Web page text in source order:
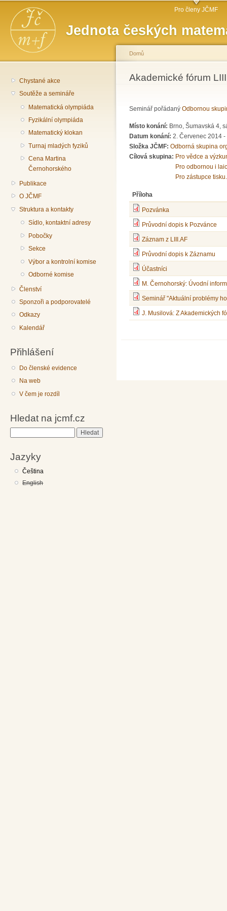
Jednota českých
Hlavní menu Pro členy JČMF
Chystané akce
Soutěže a semináře
Matematická olympiáda
Fyzikální olympiáda
Matematický klokan
Turnaj mladých fyziků
Cena Martina
Černohorského
Publikace
O JČMF
Struktura a kontakty
Sídlo, kontaktní adresy
Pobočky
Sekce
Výbor a kontrolní komise
Odborné komise
Členství
Sponzoři a podporovatelé
Odkazy
Kalendář
Přihlášení
Do členské evidence
Na web
V čem je rozdíl
Hledat na jcmf.cz
Jazyky
Čeština
English
Jste zde
Domů
Akademické fórum
Seminář pořádaný Odbornou
Místo konání: Brno, Šumavská 4,
Datum konání: 2. Červenec 2014 -
Složka JČMF: Odborná skupina
Cílová skupina: Pro vědce a
Pro odbornou i
Pro zástupce tisku.
Příloha
Pozvánka
Průvodní dopis k Pozvánce
Záznam z LIII.AF
Průvodní dopis k Záznamu
Účastníci
M. Černohorský: Úvodní
Seminář "Aktuální problémy
J. Musilová: Z Akademických